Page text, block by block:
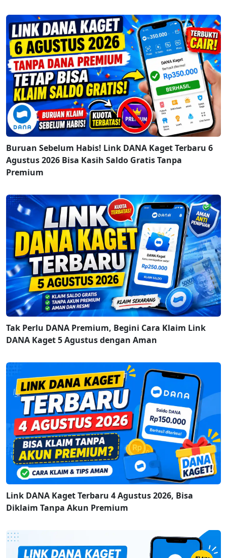
Buruan Sebelum Habis! Link DANA Kaget Terbaru 6
Agustus 2026 Bisa Kasih Saldo Gratis Tanpa
Premium
Tak Perlu DANA Premium, Begini Cara Klaim Link
DANA Kaget 5 Agustus dengan Aman
Link DANA Kaget Terbaru 4 Agustus 2026, Bisa
Diklaim Tanpa Akun Premium